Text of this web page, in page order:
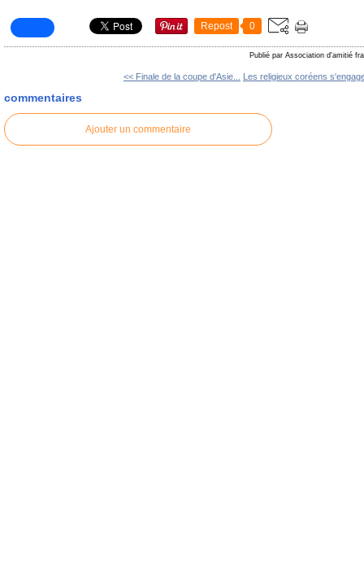
Repost 0
Publié par Association d'amitié
<< Finale de la coupe d'Asie... Les religieux coréens
commentaires
Ajouter un commentaire